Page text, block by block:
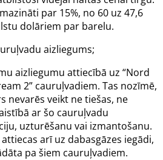
par 15%, no 60 uz 47,6
dolāriem par barelu.
aizliegums;
aizliegumu attiecībā uz “Nord
2” cauruļvadiem. Tas nozīmē,
nevarēs veikt ne tiešas, ne
ar šo cauruļvadu
uzturēšanu vai izmantošanu.
arī uz dabasgāzes iegādi,
pa šiem cauruļvadiem.